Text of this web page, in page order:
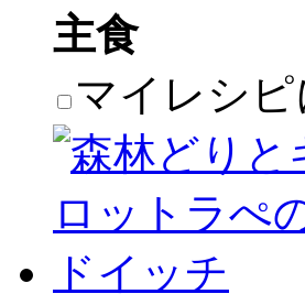
主食
マイレシピ